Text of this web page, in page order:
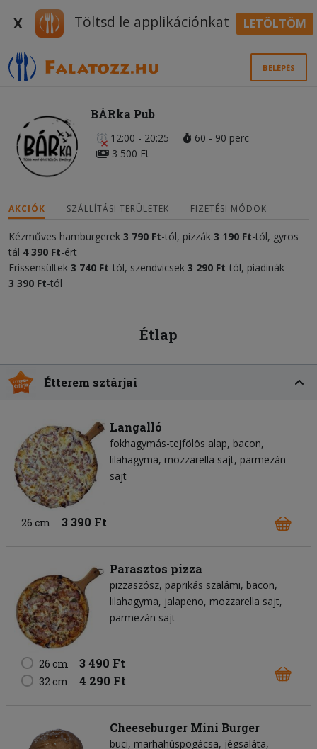
X Töltsd le applikációnkat LETÖLTÖM
BELÉPÉS
BÁRka Pub
12:00 - 20:25
60 - 90 perc
3 500 Ft
AKCIÓK SZÁLLÍTÁSI TERÜLETEK FIZETÉSI MÓDOK
Kézműves hamburgerek 3 790 Ft-tól, pizzák 3 190 Ft-tól, gyros
tál 4 390 Ft-ért
Frissensültek 3 740 Ft-tól, szendvicsek 3 290 Ft-tól, piadinák
3 390 Ft-tól
Étlap
Étterem sztárjai
Langalló
fokhagymás-tejfölös alap bacon
lilahagyma mozzarella sajt parmezán
sajt
26 cm 3 390 Ft
Parasztos pizza
pizzaszósz paprikás szalámi bacon
lilahagyma jalapeno mozzarella sajt
parmezán sajt
26 cm 3 490 Ft
32 cm 4 290 Ft
Cheeseburger Mini Burger
buci marhahúspogácsa jégsaláta